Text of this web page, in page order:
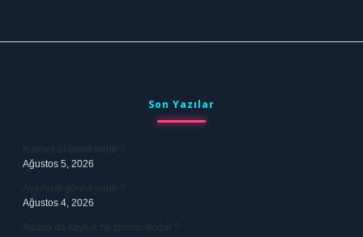
Son Yazılar
Kubbet-ül-İslam nedir ?
Ağustos 5, 2026
Avarların görevi nedir ?
Ağustos 4, 2026
Adana’da kuyruk ne zaman doğar ?